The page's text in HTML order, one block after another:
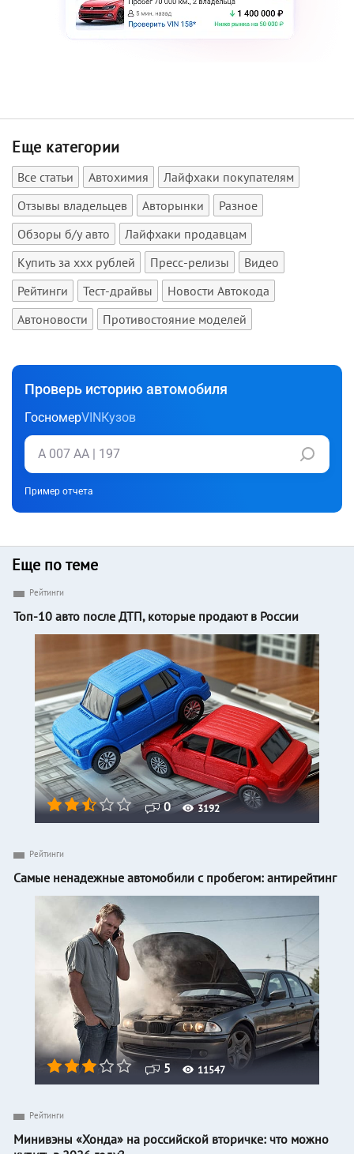
Еще категории
Все статьи Автохимия
Лайфхаки покупателям
Отзывы владельцев
Авторынки
Разное
Обзоры б/у авто
Лайфхаки продавцам
Купить за xxx рублей
Пресс-релизы
Видео
Рейтинги
Тест-драйвы
Новости Автокода
Автоновости
Противостояние моделей
Проверь историю автомобиля
ГосномерVINКузов
Пример отчета
Еще по теме
0 3192
Рейтинги
Топ-10 авто после ДТП, которые продают в России
5 11547
Рейтинги
Самые ненадежные автомобили с пробегом: антирейтинг
Рейтинги
Минивэны «Хонда» на российской вторичке: что можно